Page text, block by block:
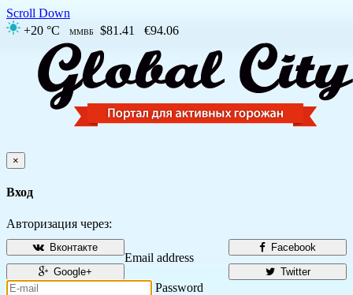
Scroll Down
+20 °C
ММВБ $81.41 €94.06
×
Вход
Авторизация через:
Facebook
Вконтакте
Twitter
Google+
Email address
Password